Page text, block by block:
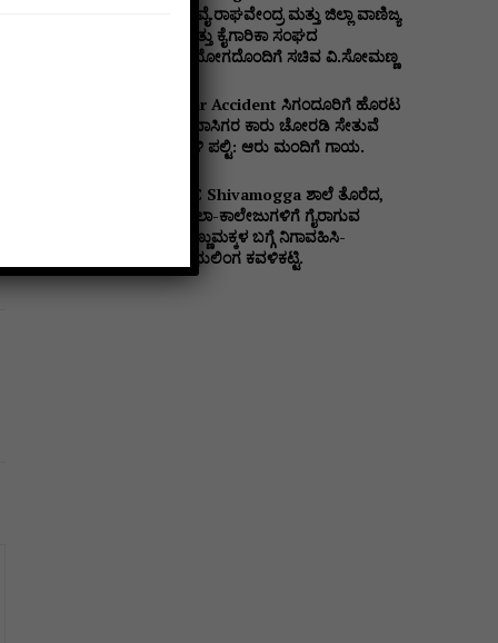
ಬಿ.ವೈ.ರಾಘವೇಂದ್ರ ಮತ್ತು ಜಿಲ್ಲಾ ವಾಣಿಜ್ಯ
ಮತ್ತು ಕೈಗಾರಿಕಾ ಸಂಘದ
ನಿಯೋಗದೊಂದಿಗೆ ಸಚಿವ ವಿ‌.ಸೋಮಣ್ಣ
Car Accident ಸಿಗಂದೂರಿಗೆ ಹೊರಟ
ಪ್ರವಾಸಿಗರ ಕಾರು ಚೋರಡಿ ಸೇತುವೆ
ಬಳಿ ಪಲ್ಟಿ: ಆರು ಮಂದಿಗೆ ಗಾಯ.
DC Shivamogga ಶಾಲೆ ತೊರೆದ,
ಶಾಲಾ-ಕಾಲೇಜುಗಳಿಗೆ ಗೈರಾಗುವ
ಹೆಣ್ಣುಮಕ್ಕಳ ಬಗ್ಗೆ ನಿಗಾವಹಿಸಿ-
ಪ್ರಭುಲಿಂಗ ಕವಳಿಕಟ್ಟಿ.